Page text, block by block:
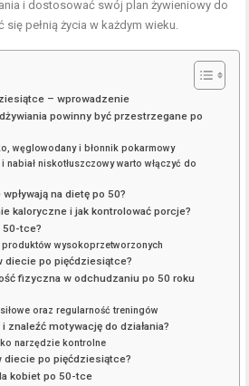
i dostosować swój plan żywieniowy do
pełnią życia w każdym wieku.
– wprowadzenie
powinny być przestrzegane po
węglowodany i błonnik pokarmowy
nabiał niskotłuszczowy warto włączyć do
na dietę po 50?
kaloryczne i jak kontrolować porcje?
50-tce?
wysokoprzetworzonych
diecie po pięćdziesiątce?
fizyczna w odchudzaniu po 50 roku
oraz regularność treningów
znaleźć motywację do działania?
narzędzie kontrolne
diecie po pięćdziesiątce?
kobiet po 50-tce